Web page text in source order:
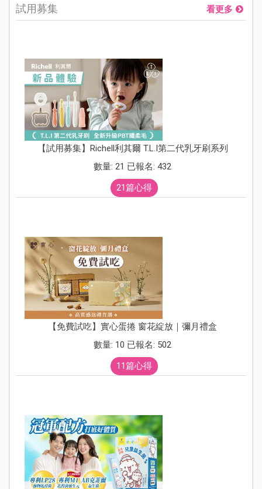
試用募集 看更多
【試用募集】Richell利其爾 T.L.I第二代乳牙刷系列
數量: 21 已報名: 432
21篇心得
【免費試吃】實心蛋捲 窗花綻放｜彌月禮盒
數量: 10 已報名: 502
11篇心得